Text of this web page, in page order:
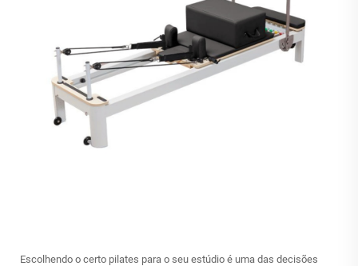
Escolhendo o certo pilates para o seu estúdio é uma das decisões